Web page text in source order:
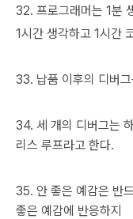
32. 프로그래머는 1분
1시간 생각하고 1시간
33. 납품 이후의 디버
34. 세 개의 디버그는
리스 루프라고 한다.
35. 안 좋은 예감은 반
좋은 예감에 반응하지